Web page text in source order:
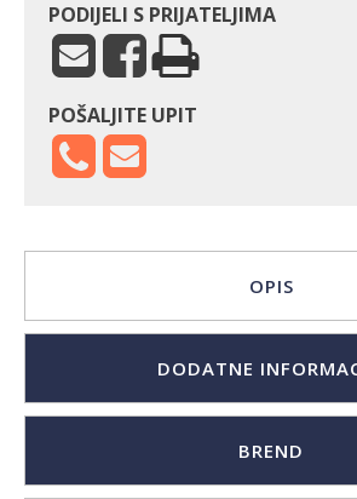
PODIJELI S PRIJATELJIMA
POŠALJITE UPIT
OPIS
DODATNE
BREND